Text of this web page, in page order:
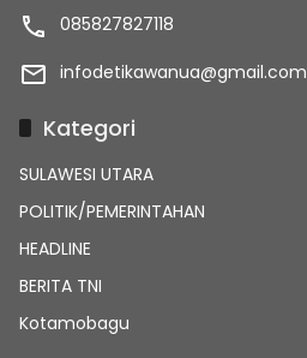
085827827118
infodetikawanua@gmail.com
Kategori
SULAWESI UTARA
POLITIK/PEMERINTAHAN
HEADLINE
BERITA TNI
Kotamobagu